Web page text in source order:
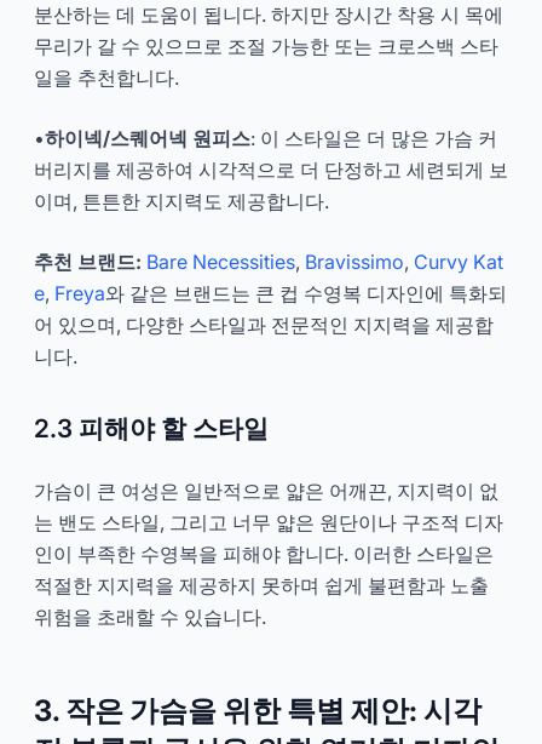
분산하는 데 도움이 됩니다. 하지만 장시간 착용 시 목에
무리가 갈 수 있으므로 조절 가능한 또는 크로스백 스타
일을 추천합니다.
•하이넥/스퀘어넥 원피스: 이 스타일은 더 많은 가슴 커
버리지를 제공하여 시각적으로 더 단정하고 세련되게 보
이며, 튼튼한 지지력도 제공합니다.
추천 브랜드: Bare Necessities, Bravissimo, Curvy Kat
e, Freya와 같은 브랜드는 큰 컵 수영복 디자인에 특화되
어 있으며, 다양한 스타일과 전문적인 지지력을 제공합
니다.
2.3 피해야 할 스타일
가슴이 큰 여성은 일반적으로 얇은 어깨끈, 지지력이 없
는 밴도 스타일, 그리고 너무 얇은 원단이나 구조적 디자
인이 부족한 수영복을 피해야 합니다. 이러한 스타일은
적절한 지지력을 제공하지 못하며 쉽게 불편함과 노출
위험을 초래할 수 있습니다.
3. 작은 가슴을 위한 특별 제안: 시각